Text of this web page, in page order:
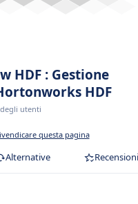
HDF : Gestione
HDF
utenti
questa pagina
Alternative Recensioni